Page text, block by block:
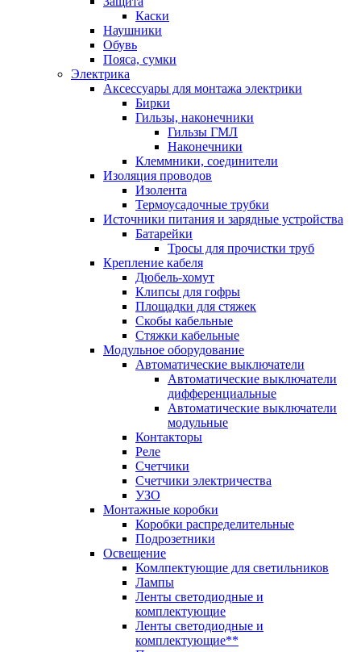
Каски
Наушники
Обувь
Пояса, сумки
Электрика
Аксессуары для монтажа электрики
Бирки
Гильзы, наконечники
Гильзы ГМЛ
Наконечники
Клеммники, соединители
Изоляция проводов
Изолента
Термоусадочные трубки
Источники питания и зарядные устройства
Батарейки
Тросы для прочистки труб
Крепление кабеля
Дюбель-хомут
Клипсы для гофры
Площадки для стяжек
Скобы кабельные
Стяжки кабельные
Модульное оборудование
Автоматические выключатели
Автоматические выключатели
дифференциальные
Автоматические выключатели
модульные
Контакторы
Реле
Счетчики
Счетчики электричества
УЗО
Монтажные коробки
Коробки распределительные
Подрозетники
Освещение
Комлпектующие для светильников
Лампы
Ленты светодиодные и
комплектующие
Ленты светодиодные и
комплектующие**